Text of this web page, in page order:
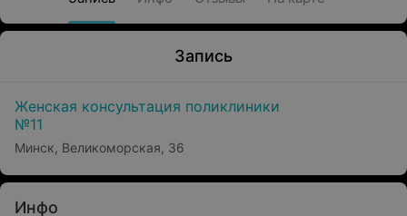
Запись
Женская консультация поликлиники
№11
Минск, Великоморская, 36
Инфо